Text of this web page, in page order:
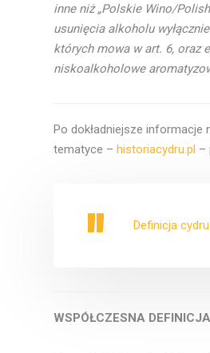
inne niż „Polskie Wino/
usunięcia alkoholu
których mowa w art. 6, oraz
niskoalkoholowe
Po dokładniejsze informacje
tematyce – historiacydru.pl –
Definicja
WSPÓŁCZESNA